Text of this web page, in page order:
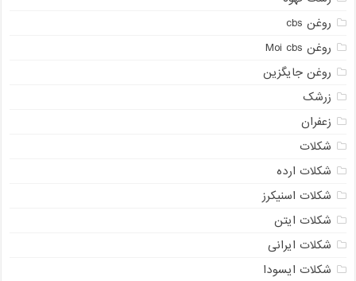
روغن cbs
روغن Moi cbs
روغن جایگزین
زرشک
زعفران
شکلات
شکلات ارده
شکلات اسنیکرز
شکلات ایتن
شکلات ایرانی
شکلات ایسودا